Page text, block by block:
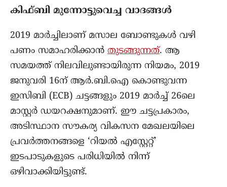
കിഫ്ബി മുന്നോട്ടുവെച്ച വാദങ്ങൾ
2019 മാർച്ചിലാണ് മസാല ബോണ്ടുകൾ വഴി
പണം സമാഹരിക്കാന്‍ തുടങ്ങുന്നത്. ആ
സമയത്ത് നിലവിലുണ്ടായിരുന്ന നിയമം, 2019
ജനുവരി 16ന് ആർ.ബി.ഐ കൊണ്ടുവന്ന
ഇസിബി (ECB) ചട്ടങ്ങളും 2019 മാർച്ച് 26ലെ
മാസ്റ്റർ ഡയറക്ഷനുമാണ്. ഈ ചട്ടപ്രകാരം,
അടിസ്ഥാന സൗകര്യ വികസന മേഖലയിലെ
പ്രവർത്തനങ്ങളെ ‘റിയൽ എസ്റ്റേറ്റ്’
ഇടപാടുകളുടെ പരിധിയിൽ നിന്ന്
ഒഴിവാക്കിയിട്ടുണ്ട്.